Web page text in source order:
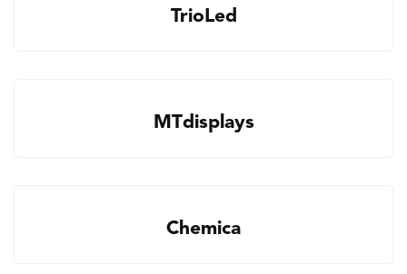
TrioLed
MTdisplays
Chemica